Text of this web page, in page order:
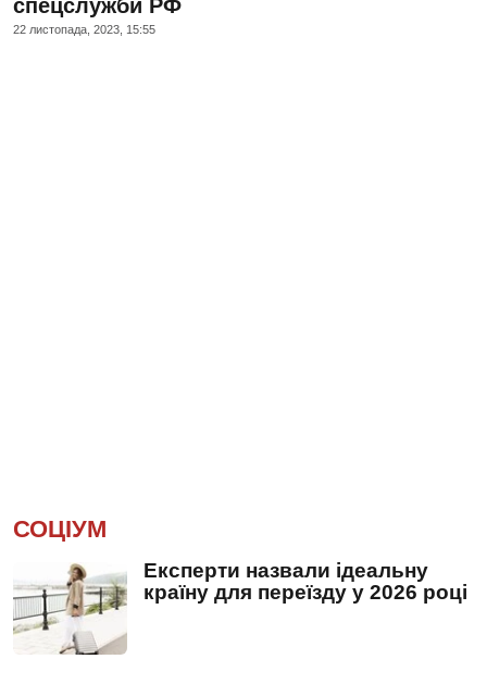
спецслужби РФ
22 листопада, 2023, 15:55
СОЦІУМ
Експерти назвали ідеальну
країну для переїзду у 2026 році